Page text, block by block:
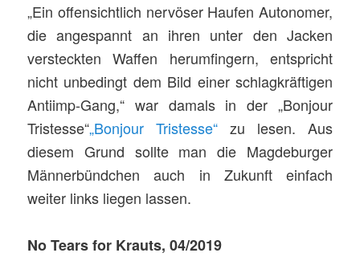
„Ein offensichtlich nervöser Haufen Autonomer,
die angespannt an ihren unter den Jacken
versteckten Waffen herumfingern, entspricht
nicht unbedingt dem Bild einer schlagkräftigen
Antiimp-Gang,“ war damals in der „Bonjour
Tristesse“„Bonjour Tristesse“ zu lesen. Aus
diesem Grund sollte man die Magdeburger
Männerbündchen auch in Zukunft einfach
weiter links liegen lassen.
No Tears for Krauts, 04/2019